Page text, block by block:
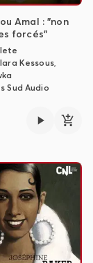
Amal : "non
forcés"
Kessous,
Sud Audio